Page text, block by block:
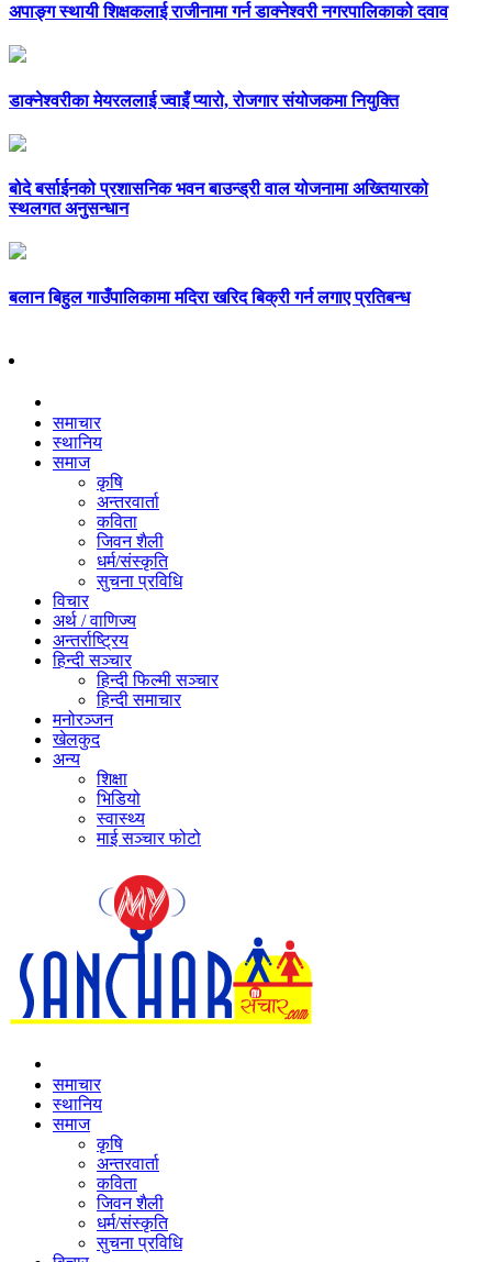
अपाङ्ग स्थायी शिक्षकलाई राजीनामा गर्न डाक्नेश्वरी नगरपालिकाको दवाव
डाक्नेश्वरीका मेयरललाई ज्वाइँ प्यारो, रोजगार संयोजकमा नियुक्ति
बोदे बर्साईनको प्रशासनिक भवन बाउन्ड्री वाल योजनामा अख्तियारको
स्थलगत अनुसन्धान
बलान बिहुल गाउँपालिकामा मदिरा खरिद बिक्री गर्न लगाए प्रतिबन्ध
समाचार
स्थानिय
समाज
कृषि
अन्तरवार्ता
कविता
जिवन शैली
धर्म/संस्कृति
सुचना प्रविधि
विचार
अर्थ / वाणिज्य
अन्तर्राष्ट्रिय
हिन्दी सञ्‍चार
हिन्दी फिल्मी सञ्‍चार
हिन्दी समाचार
मनोरञ्‍जन
खेलकुद
अन्य
शिक्षा
भिडियो
स्वास्थ्य
माई सञ्‍चार फोटो
समाचार
स्थानिय
समाज
कृषि
अन्तरवार्ता
कविता
जिवन शैली
धर्म/संस्कृति
सुचना प्रविधि